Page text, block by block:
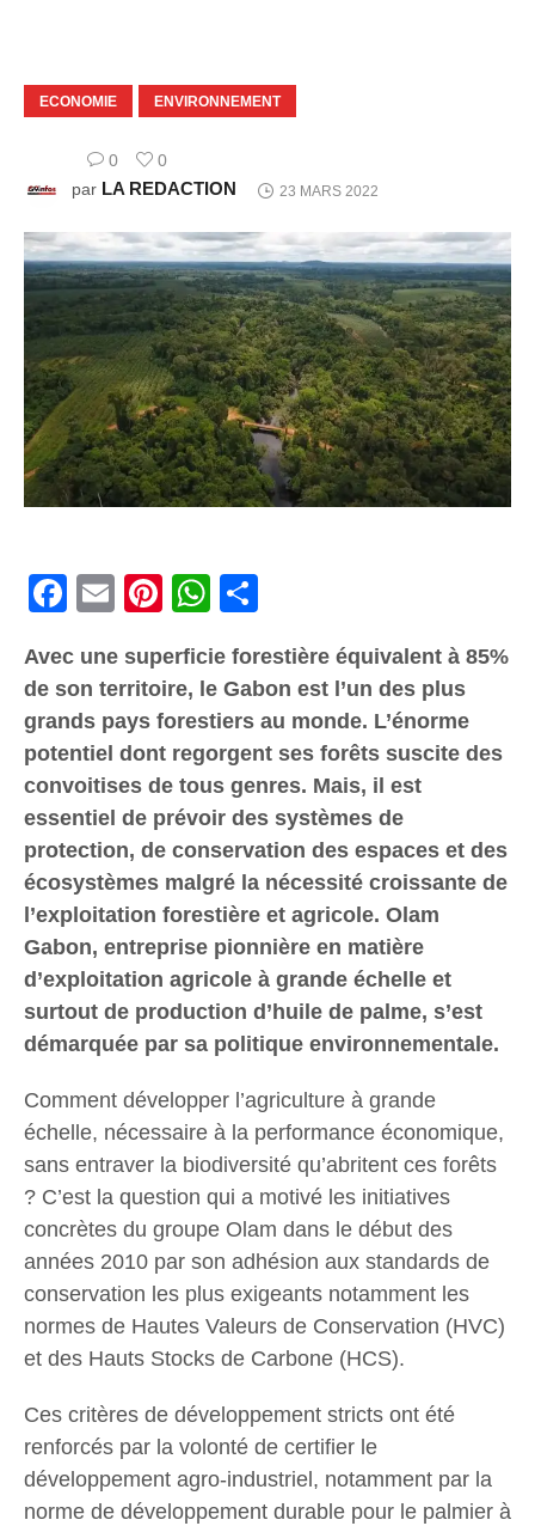
ECONOMIE ENVIRONNEMENT
0
0
par LA REDACTION 23 MARS 2022
Facebook
Email PinterestWhatsApp
Avec une superficie forestière équivalent à 85%
de son territoire, le Gabon est l’un des plus
grands pays forestiers au monde. L’énorme
potentiel dont regorgent ses forêts suscite des
convoitises de tous genres. Mais, il est
essentiel de prévoir des systèmes de
protection, de conservation des espaces et des
écosystèmes malgré la nécessité croissante de
l’exploitation forestière et agricole. Olam
Gabon, entreprise pionnière en matière
d’exploitation agricole à grande échelle et
surtout de production d’huile de palme, s’est
démarquée par sa politique environnementale.
Comment développer l’agriculture à grande
échelle, nécessaire à la performance économique,
sans entraver la biodiversité qu’abritent ces forêts
? C’est la question qui a motivé les initiatives
concrètes du groupe Olam dans le début des
années 2010 par son adhésion aux standards de
conservation les plus exigeants notamment les
normes de Hautes Valeurs de Conservation (HVC)
et des Hauts Stocks de Carbone (HCS).
Ces critères de développement stricts ont été
renforcés par la volonté de certifier le
développement agro-industriel, notamment par la
norme de développement durable pour le palmier à